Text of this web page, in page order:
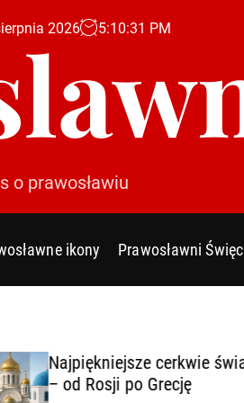
2026 5:10:32 PM
o prawosławiu
ikony Prawosławni
cerkwie świata
Rosji po Grecję